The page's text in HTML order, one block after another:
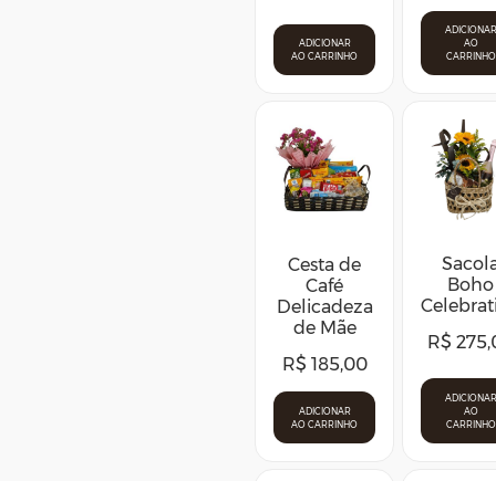
ADICIONAR
AO CARRINHO
ADICIONAR
AO
CARRINHO
Cesta de
Café
Delicadeza
de Mãe
R$ 185,00
ADICIONAR
AO CARRINHO
Boho
R$
ADICIONAR
AO
CARRINHO